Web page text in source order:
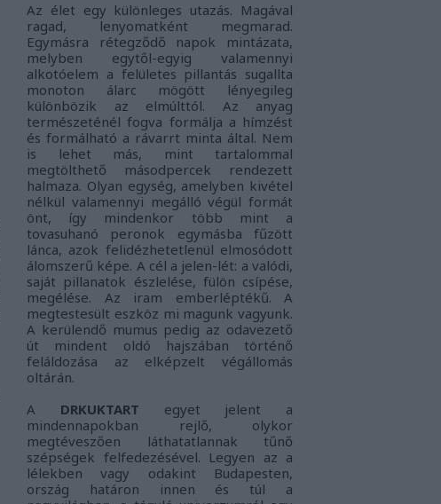
Az élet egy különleges utazás. Magával
ragad, lenyomatként megmarad.
Egymásra rétegződő napok mintázata,
melyben egytől-egyig valamennyi
alkotóelem a felületes pillantás sugallta
monoton álarc mögött lényegileg
különbözik az elmúlttól. Az anyag
természeténél fogva formálja a hímzést
és formálható a rávarrt minta által. Nem
is lehet más, mint tartalommal
megtölthető másodpercek rendezett
halmaza. Olyan egység, amelyben kivétel
nélkül valamennyi megálló végül formát
önt, így mindenkor több mint a
tovasuhanó peronok egymásba fűzött
lánca, azok felidézhetetlenül elmosódott
álomszerű képe. A cél a jelen-lét: a valódi,
saját pillanatok észlelése, fülön csípése,
megélése. Az iram emberléptékű. A
megtestesült eszköz mi magunk vagyunk.
A kerülendő mumus pedig az odavezető
út mindent oldó hajszában történő
feláldozása az elképzelt végállomás
oltárán.
A
DRKUKTART egyet jelent a
mindennapokban rejlő, olykor
megtéveszően láthatatlannak tűnő
szépségek felfedezésével. Legyen az a
lélekben vagy odakint Budapesten,
ország határon innen és túl a